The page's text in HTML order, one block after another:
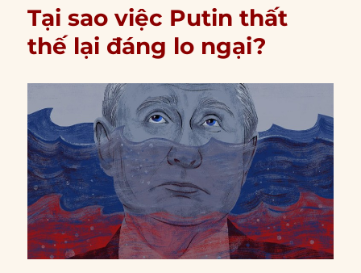
Tại sao việc Putin thất
thế lại đáng lo ngại?